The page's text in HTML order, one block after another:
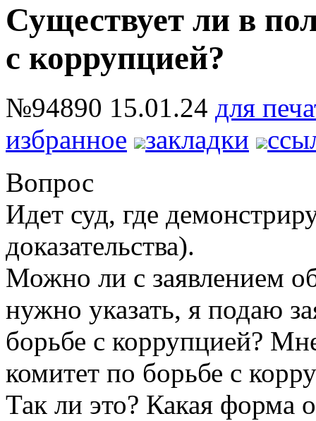
Существует ли в
с коррупцией?
№94890 15.01.24 для
избранное
закладки
Вопрос
Идет суд, где
доказательства).
Можно ли с заявлением
нужно указать, я подаю
борьбе с коррупцией?
комитет по борьбе с
Так ли это? Какая форма